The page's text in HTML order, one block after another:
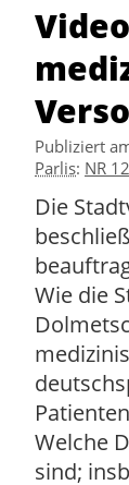
Publiziert
Parlis: NR
Die
Wie die
Welche
sind;